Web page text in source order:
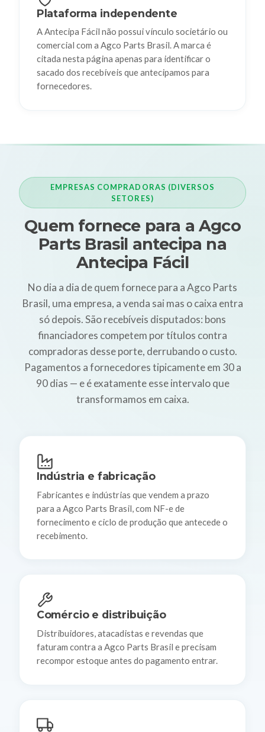
Plataforma independente
A Antecipa Fácil não possui vínculo societário ou
comercial com a Agco Parts Brasil. A marca é
citada nesta página apenas para identificar o
sacado dos recebíveis que antecipamos para
fornecedores.
EMPRESAS COMPRADORAS (DIVERSOS
SETORES)
Quem fornece para a Agco
Parts Brasil antecipa na
Antecipa Fácil
No dia a dia de quem fornece para a Agco Parts
Brasil, uma empresa, a venda sai mas o caixa entra
só depois. São recebíveis disputados: bons
financiadores competem por títulos contra
compradoras desse porte, derrubando o custo.
Pagamentos a fornecedores tipicamente em 30 a
90 dias — e é exatamente esse intervalo que
transformamos em caixa.
Indústria e fabricação
Fabricantes e indústrias que vendem a prazo
para a Agco Parts Brasil, com NF-e de
fornecimento e ciclo de produção que antecede o
recebimento.
Comércio e distribuição
Distribuidores, atacadistas e revendas que
faturam contra a Agco Parts Brasil e precisam
recompor estoque antes do pagamento entrar.